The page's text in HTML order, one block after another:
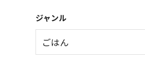
ジャンル